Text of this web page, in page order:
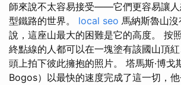
師來說不太容易接受——它們更容易讓人
型鐵路的世界。 local seo 馬納斯魯山
說，這座山最大的困難是它的高度。 按
終點線的人都可以在一塊塗有該國山頂
頭上拍下彼此擁抱的照片。 塔馬斯·博戈
Bogos）以最快的速度完成了這一切，